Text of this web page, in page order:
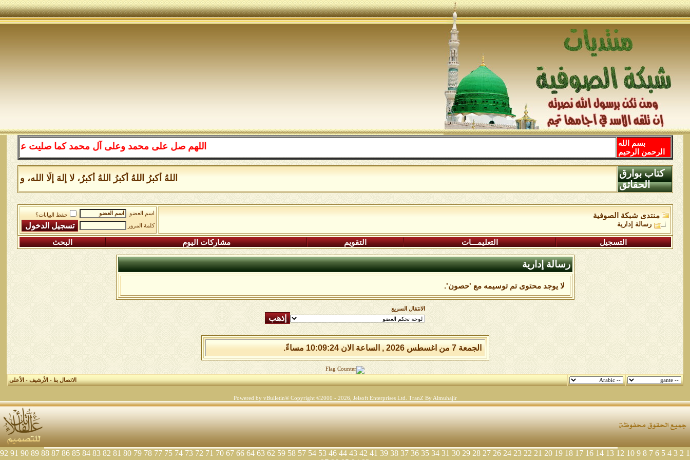
اللهم صل على محمد وعلى آل محمد كما صليت على
بسم الله
الرحمن الرحيم
اللهُ أكبرُ اللهُ أكبرُ اللهُ أكبرُ، لا إلهَ إلَّا الله،
كتاب بوارق
الحقائق
منتدى شبكة الصوفية
رسالة إدارية
اسم العضو
حفظ البيانات؟
كلمة المرور
التسجيل التعليمـــات التقويم مشاركات اليوم البحث
رسالة إدارية
لا يوجد محتوى تم توسيمه مع 'حصون'.
الانتقال السريع
الجمعة 7 من اغسطس 2026 , الساعة الان 10:09:24 مساءً.
الاتصال بنا-الأرشيف-الأعلى
Powered by vBulletin® Copyright ©2000 - 2026, Jelsoft Enterprises Ltd. TranZ By Almuhajir
1
2
3
4
5
6
7
8
9
10
12
13
14
16
17
18
19
20
21
22
23
24
26
27
28
29
30
31
34
35
36
37
38
39
41
42
43
44
46
53
54
57
58
59
62
63
64
66
67
70
71
72
73
74
75
77
78
79
80
81
82
83
84
85
86
87
88
89
90
91
92